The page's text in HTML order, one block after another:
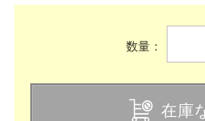
数量：
在庫